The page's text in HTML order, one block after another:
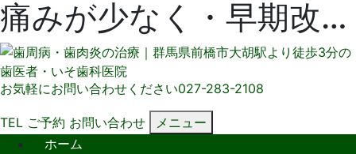
痛みが少なく・早期改善・わずか１日での歯周病除菌治療
お気軽にお問い合わせください027-283-2108
TEL ご予約 お問い合わせ
メニュー
ホーム